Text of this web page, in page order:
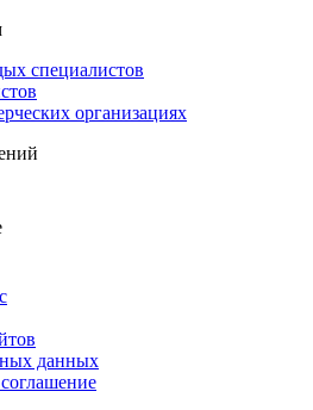
специалистов
организациях
данных